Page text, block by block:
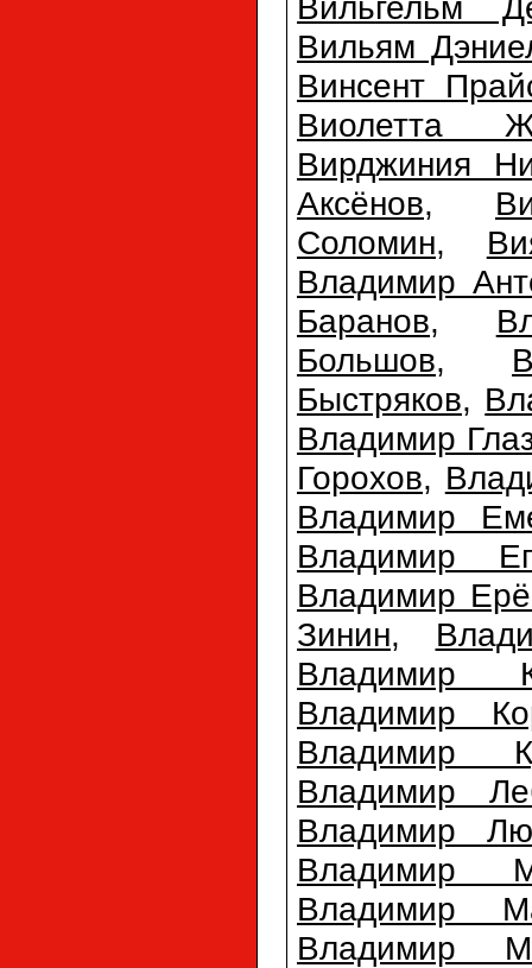
Вильям
Винсент
Виолетта
Вирджиния
Аксёнов,
Соломин,
Владимир
Баранов,
Большов,
Быстряков,
Владимир
Горохов,
Владимир
Владимир
Владимир
Зинин,
Владимир
Владимир
Владимир
Владимир
Владимир
Владимир
Владимир
Владимир